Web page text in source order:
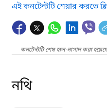
এই কনটেন্টটি শেয়ার করতে
কনটেন্টটি শেষ হাল-নাগাদ করা
নথি